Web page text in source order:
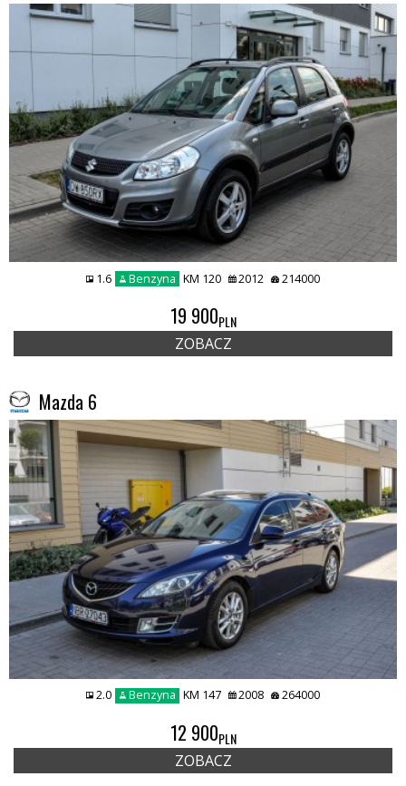
1.6 Benzyna KM 120 2012 214000
19 900PLN
ZOBACZ
Mazda 6
2.0 Benzyna KM 147 2008 264000
12 900PLN
ZOBACZ